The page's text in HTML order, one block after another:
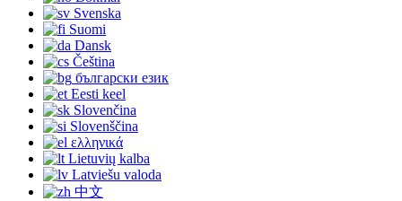
Svenska
Suomi
Dansk
Čeština
български език
Eesti keel
Slovenčina
Slovenščina
ελληνικά
Lietuvių kalba
Latviešu valoda
中文